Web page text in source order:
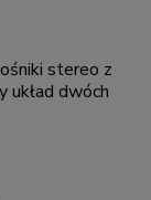
stereo z
układ dwóch